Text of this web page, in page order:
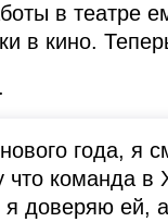
в театре
в кино.
.
года, я
команда в
доверяю ей,